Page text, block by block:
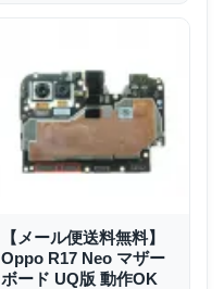
【メール便送料無料】
Oppo R17 Neo マザー
ボード UQ版 動作OK